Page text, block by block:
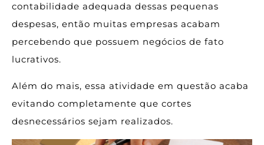
contabilidade adequada dessas pequenas
despesas, então muitas empresas acabam
percebendo que possuem negócios de fato
lucrativos.
Além do mais, essa atividade em questão acaba
evitando completamente que cortes
desnecessários sejam realizados.